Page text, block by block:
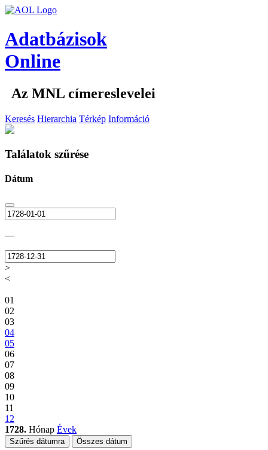
Adatbázisok
Online
Az MNL címereslevelei
Keresés Hierarchia Térkép Információ
Találatok szűrése
Dátum
—
>
<
01
02
03
04
05
06
07
08
09
10
11
12
1728. Hónap Évek
Szűrés dátumra Összes dátum